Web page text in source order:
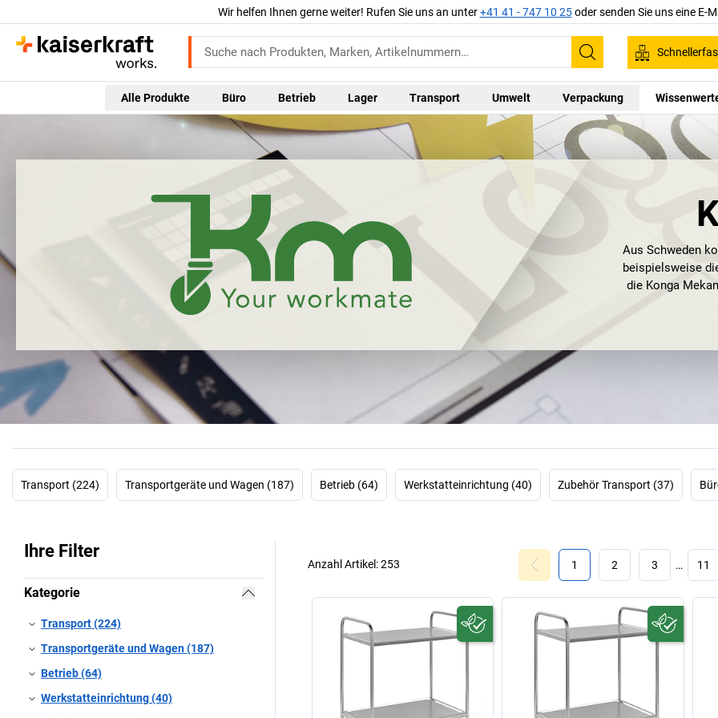
Wir helfen Ihnen gerne weiter! Rufen Sie uns an unter+41 41 - 747 10 25oder senden Sie uns eine E-
Suchen
Alle Produkte Büro Betrieb Lager Transport Umwelt Verpackung
Aus Schweden
beispielsweise
die Konga
die
Wagen in
Kongamek
kein Auftrag
Unternehmen
Transport (224) Transportgeräte und Wagen (187) Betrieb (64) Werkstatteinrichtung (40) Zubehör Transport (37)
Ihre Filter
Kategorie
Transport (224)
Transportgeräte und Wagen (187)
Betrieb (64)
Werkstatteinrichtung (40)
1 2 3 … 11
Anzahl Artikel:253